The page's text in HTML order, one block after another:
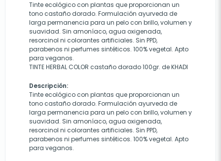
Tinte ecológico con plantas que proporcionan un
tono castaño dorado. Formulación ayurveda de
larga permanencia para un pelo con brillo, volumen y
suavidad. Sin amoníaco, agua oxigenada,
resorcinol ni colorantes artificiales. Sin PPD,
parabenos ni perfumes sintéticos. 100% vegetal. Apto
para veganos.
TINTE HERBAL COLOR castaño dorado 100gr. de KHADI
Descripción:
Tinte ecológico con plantas que proporcionan un
tono castaño dorado. Formulación ayurveda de
larga permanencia para un pelo con brillo, volumen y
suavidad. Sin amoníaco, agua oxigenada,
resorcinol ni colorantes artificiales. Sin PPD,
parabenos ni perfumes sintéticos. 100% vegetal. Apto
para veganos.